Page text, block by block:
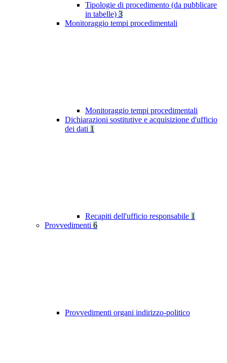
Tipologie di procedimento (da pubblicare
in tabelle) 3
Monitoraggio tempi procedimentali
Monitoraggio tempi procedimentali
Dichiarazioni sostitutive e acquisizione d'ufficio
dei dati 1
Recapiti dell'ufficio responsabile 1
Provvedimenti 6
Provvedimenti organi indirizzo-politico